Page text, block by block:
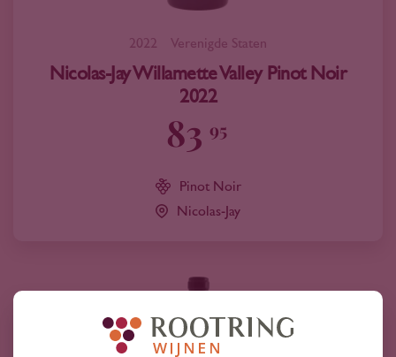
2022 Verenigde Staten
Nicolas-Jay Willamette Valley Pinot Noir
2022
83 95
Pinot Noir
Nicolas-Jay